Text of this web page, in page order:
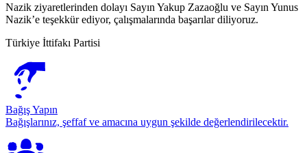
Nazik ziyaretlerinden dolayı Sayın Yakup Zazaoğlu ve Sayın Yunus
Nazik’e teşekkür ediyor, çalışmalarında başarılar diliyoruz.
Türkiye İttifakı Partisi
Bağış Yapın
Bağışlarınız, şeffaf ve amacına uygun şekilde değerlendirilecektir.